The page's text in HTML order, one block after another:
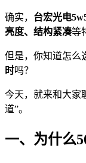
确实， 台宏光电
亮度、结构紧凑等
但是，你知道怎么
时吗？
今天，就来和大家
道”。
一、为什么